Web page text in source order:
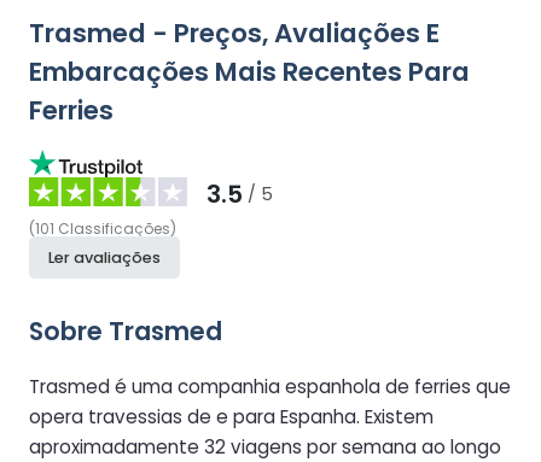
Trasmed - Preços, Avaliações E
Embarcações Mais Recentes Para
Ferries
3.5 / 5
(101 Classificações)
Ler avaliações
Sobre Trasmed
Trasmed é uma companhia espanhola de ferries que
opera travessias de e para Espanha. Existem
aproximadamente 32 viagens por semana ao longo